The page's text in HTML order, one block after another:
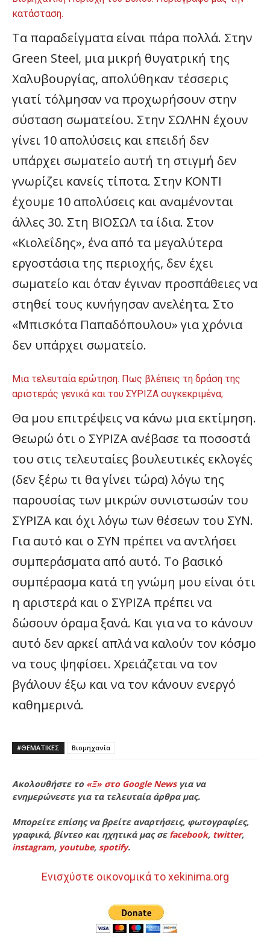
κατάσταση.
Τα παραδείγματα είναι πάρα πολλά. Στην
Green Steel, μια μικρή θυγατρική της
Χαλυβουργίας, απολύθηκαν τέσσερις
γιατί τόλμησαν να προχωρήσουν στην
σύσταση σωματείου. Στην ΣΩΛΗΝ έχουν
γίνει 10 απολύσεις και επειδή δεν
υπάρχει σωματείο αυτή τη στιγμή δεν
γνωρίζει κανείς τίποτα. Στην ΚΟΝΤΙ
έχουμε 10 απολύσεις και αναμένονται
άλλες 30. Στη ΒΙΟΣΩΛ τα ίδια. Στον
«Κιολεΐδης», ένα από τα μεγαλύτερα
εργοστάσια της περιοχής, δεν έχει
σωματείο και όταν έγιναν προσπάθειες να
στηθεί τους κυνήγησαν ανελέητα. Στο
«Μπισκότα Παπαδόπουλου» για χρόνια
δεν υπάρχει σωματείο.
Μια τελευταία ερώτηση. Πως βλέπεις τη δράση της
αριστεράς γενικά και του ΣΥΡΙΖΑ συγκεκριμένα;
Θα μου επιτρέψεις να κάνω μια εκτίμηση.
Θεωρώ ότι ο ΣΥΡΙΖΑ ανέβασε τα ποσοστά
του στις τελευταίες βουλευτικές εκλογές
(δεν ξέρω τι θα γίνει τώρα) λόγω της
παρουσίας των μικρών συνιστωσών του
ΣΥΡΙΖΑ και όχι λόγω των θέσεων του ΣΥΝ.
Για αυτό και ο ΣΥΝ πρέπει να αντλήσει
συμπεράσματα από αυτό. Το βασικό
συμπέρασμα κατά τη γνώμη μου είναι ότι
η αριστερά και ο ΣΥΡΙΖΑ πρέπει να
δώσουν όραμα ξανά. Και για να το κάνουν
αυτό δεν αρκεί απλά να καλούν τον κόσμο
να τους ψηφίσει. Χρειάζεται να τον
βγάλουν έξω και να τον κάνουν ενεργό
καθημερινά.
#ΘΕΜΑΤΙΚΈΣ Βιομηχανία
Ακολουθήστε το «Ξ» στο Google Newsγια να
ενημερώνεστε για τα τελευταία άρθρα μας.
Μπορείτε επίσης να βρείτε αναρτήσεις, φωτογραφίες,
γραφικά, βίντεο και ηχητικά μας σε facebook, twitter,
instagram, youtube, spotify.
Ενισχύστε οικονομικά το xekinima.org